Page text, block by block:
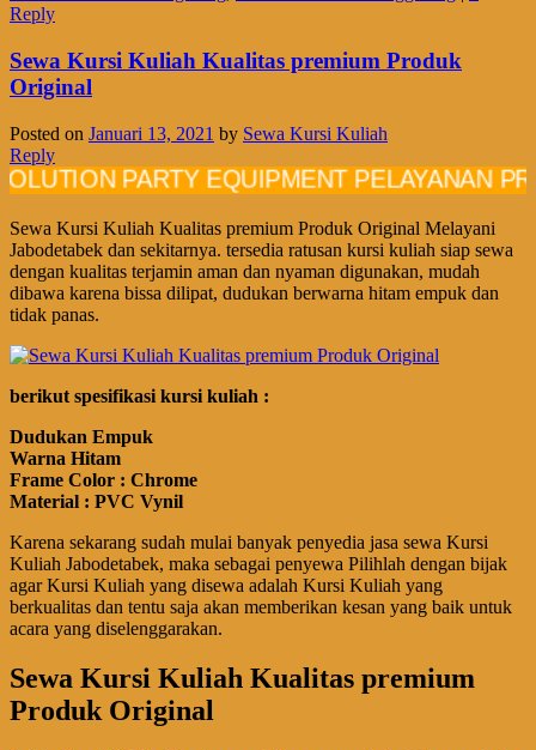
Reply
Sewa Kursi Kuliah Kualitas premium Produk
Original
Posted on Januari 13, 2021 by Sewa Kursi Kuliah
Reply
PARTY EQUIPMENT PELAYANAN
Sewa Kursi Kuliah Kualitas premium Produk Original Melayani
Jabodetabek dan sekitarnya. tersedia ratusan kursi kuliah siap sewa
dengan kualitas terjamin aman dan nyaman digunakan, mudah
dibawa karena bissa dilipat, dudukan berwarna hitam empuk dan
tidak panas.
berikut spesifikasi kursi kuliah :
Dudukan Empuk
Warna Hitam
Frame Color : Chrome
Material : PVC Vynil
Karena sekarang sudah mulai banyak penyedia jasa sewa Kursi
Kuliah Jabodetabek, maka sebagai penyewa Pilihlah dengan bijak
agar Kursi Kuliah yang disewa adalah Kursi Kuliah yang
berkualitas dan tentu saja akan memberikan kesan yang baik untuk
acara yang diselenggarakan.
Sewa Kursi Kuliah Kualitas premium
Produk Original